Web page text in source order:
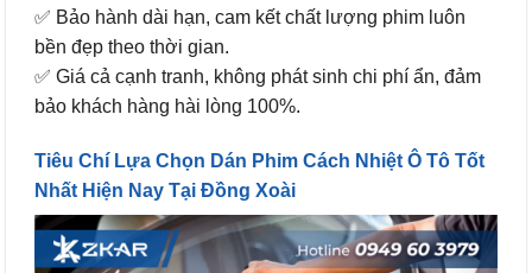
✅ Bảo hành dài hạn, cam kết chất lượng phim luôn
bền đẹp theo thời gian.
✅ Giá cả cạnh tranh, không phát sinh chi phí ẩn, đảm
bảo khách hàng hài lòng 100%.
Tiêu Chí Lựa Chọn Dán Phim Cách Nhiệt Ô Tô Tốt
Nhất Hiện Nay Tại Đồng Xoài